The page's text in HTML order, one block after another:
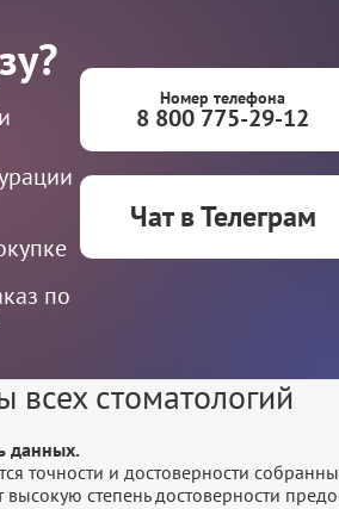
по
Номер телефона
8 800 775-29-12
Чат в Телеграм
всех стоматологий
данных.
точности и достоверности
высокую степень достоверности